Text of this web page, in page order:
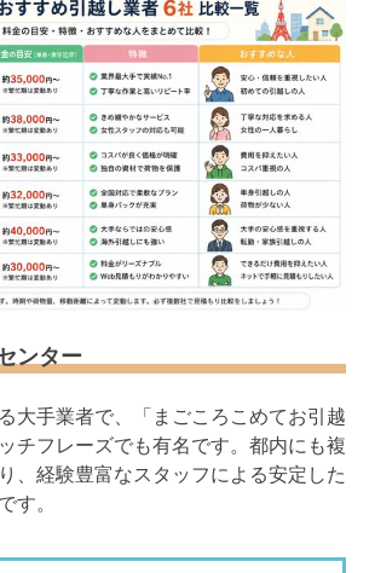
ンター
大手業者で、「まごころこめてお引越
チフレーズでも有名です。都内にも複
、経験豊富なスタッフによる安定した
す。